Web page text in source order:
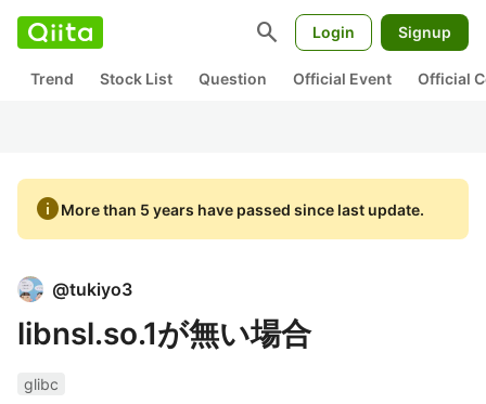
search Login Signup
Trend Stock List Question Official Event Official
infoMore than 5 years have passed since last update.
@tukiyo3
libnsl.so.1が無い場合
glibc